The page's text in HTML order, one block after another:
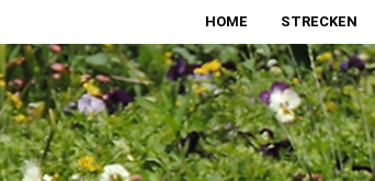
HOME STRECKEN